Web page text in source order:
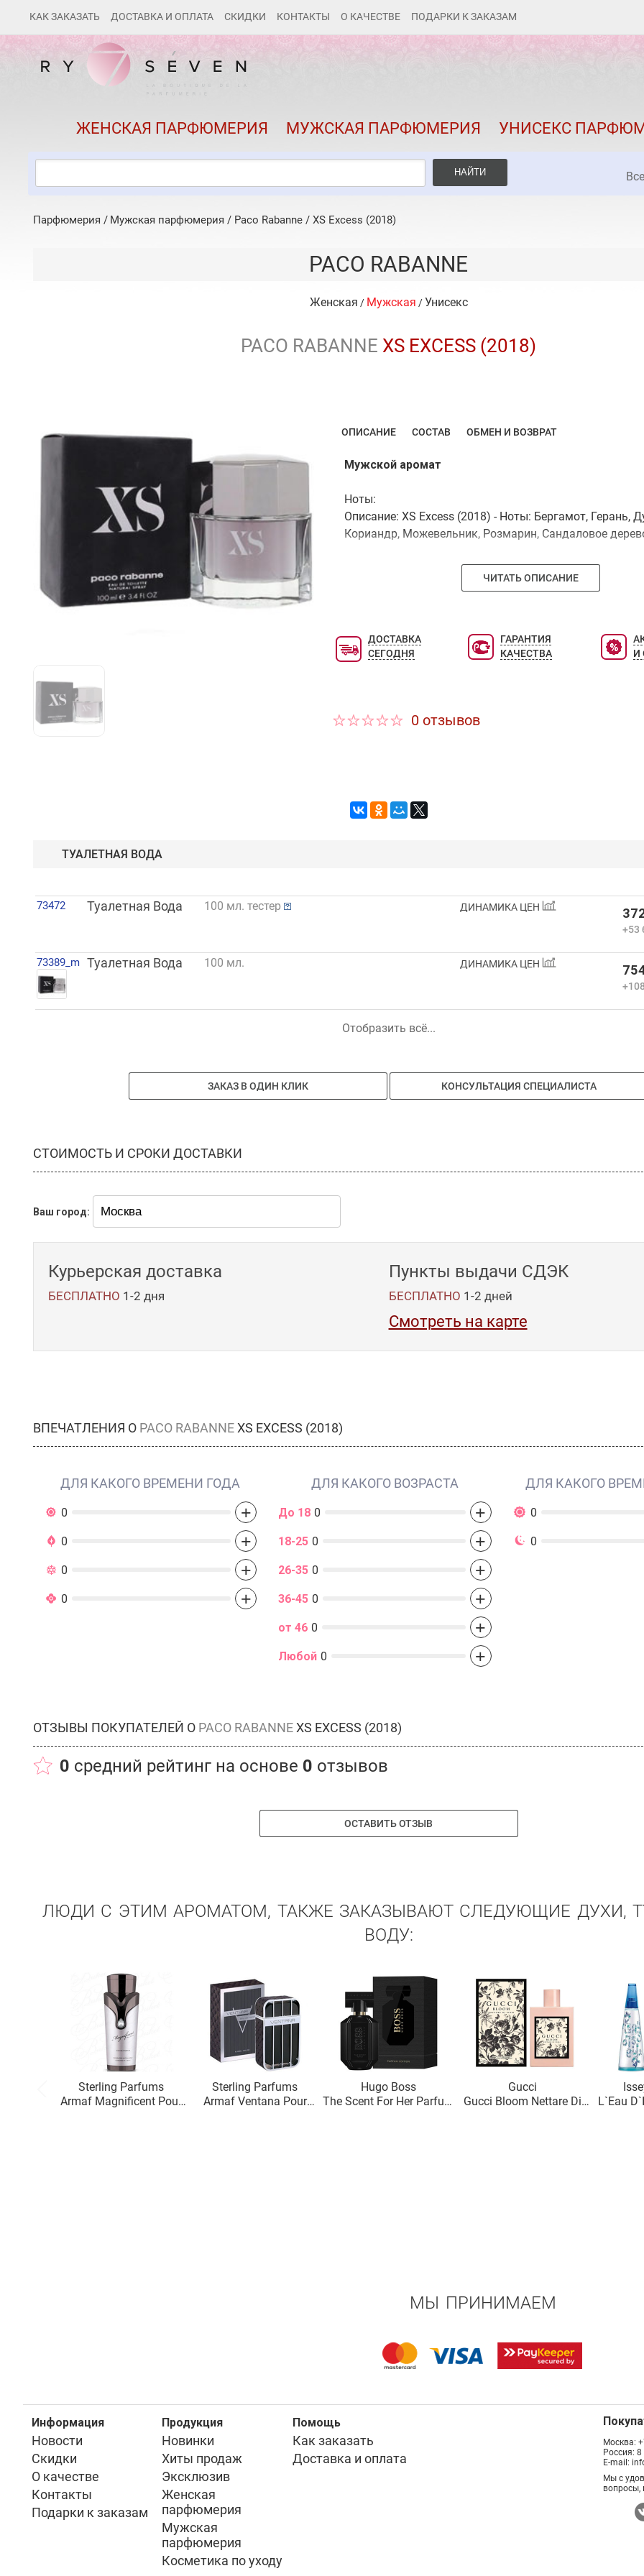
КАК ЗАКАЗАТЬ ДОСТАВКА И ОПЛАТА СКИДКИ КОНТАКТЫ О КАЧЕСТВЕ ПОДАРКИ К ЗАКАЗАМ
КОНТАКТЫ
О КАЧЕСТВЕ
ПОДАРКИ К ЗАКАЗАМ
ЖЕНСКАЯ ПАРФЮМЕРИЯ МУЖСКАЯ ПАРФЮМЕРИЯ УНИСЕКС
НАЙТИ
Парфюмерия Мужская парфюмерия / Paco Rabanne / XS Excess (2018)
PACO RABANNE
Женская / Мужская /Унисекс
PACO RABANNE XS EXCESS (2018)
ОПИСАНИЕ СОСТАВ ОБМЕН И ВОЗВРАТ
Мужской аромат
Ноты:
Описание: XS Excess (2018) - Ноты: Бергамот, Герань,
Кориандр, Можевельник, Розмарин, Сандаловое
ЧИТАТЬ ОПИСАНИЕ
ДОСТАВКА
СЕГОДНЯ
ГАРАНТИЯ
КАЧЕСТВА
И
0 отзывов
ТУАЛЕТНАЯ ВОДА
73472 Туалетная Вода 100 мл. тестер ДИНАМИКА ЦЕН
+53
73389_m Туалетная Вода 100 мл. ДИНАМИКА ЦЕН
Отобразить всё...
ЗАКАЗ В ОДИН КЛИК КОНСУЛЬТАЦИЯ СПЕЦИАЛИСТА
СТОИМОСТЬ И СРОКИ ДОСТАВКИ
Ваш город:
Курьерская доставка
БЕСПЛАТНО 1-2 дня
Пункты выдачи СДЭК
БЕСПЛАТНО 1-2 дней
Смотреть на карте
ВПЕЧАТЛЕНИЯ О PACO RABANNEXS EXCESS (2018)
ДЛЯ КАКОГО ВРЕМЕНИ ГОДА
0 +
0 +
0 +
0 +
ДЛЯ КАКОГО ВОЗРАСТА
До 18 0 +
18-25 0 +
26-35 0 +
36-45 0 +
от 46 0 +
Любой 0 +
ДЛЯ КАКОГО
0
0
ОТЗЫВЫ ПОКУПАТЕЛЕЙ О PACO RABANNEXS EXCESS (2018)
0 средний рейтинг на основе 0 отзывов
ОСТАВИТЬ ОТЗЫВ
ЛЮДИ С ЭТИМ АРОМАТОМ, ТАКЖЕ ЗАКАЗЫВАЮТ СЛЕДУЮЩИЕ ДУХИ,
ВОДУ:
Sterling Parfums
Armaf Magnificent Pour
Sterling Parfums
Armaf Ventana Pour
Hugo Boss
The Scent For Her Parfum
Gucci
Gucci Bloom Nettare Di
L`Eau
МЫ ПРИНИМАЕМ
Информация
Новости
Скидки
О качестве
Контакты
Подарки к заказам
Продукция
Новинки
Хиты продаж
Эксклюзив
Женская
парфюмерия
Мужская
парфюмерия
Косметика по уходу
Помощь
Как заказать
Доставка и оплата
Москва:
Россия: 8
E-mail:
Мы с
вопросы,